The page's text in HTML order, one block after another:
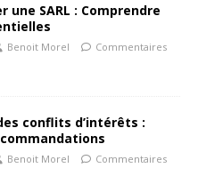
une SARL : Comprendre
Benoit Morel
Commentaires
conflits d’intérêts :
Benoit Morel
Commentaires